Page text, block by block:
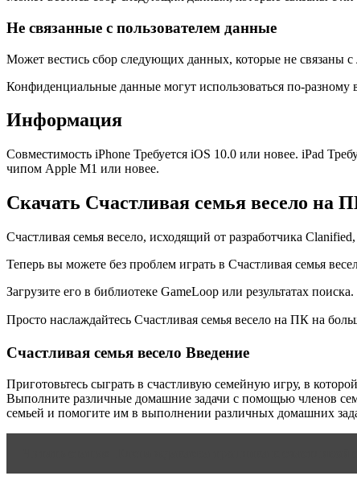
Не связанные с пользова­телем данные
Может вестись сбор следующих данных, которые не связаны с
Конфиденциальные данные могут использоваться по-
Информация
Совместимость iPhone Требуется iOS 10.0 или новее. iPad
чипом Apple M1 или новее.
Скачать Счастливая семья весело на
Счастливая семья весело, исходящий от разработчика
Теперь вы можете без проблем играть в Счастливая семья
Загрузите его в библиотеке GameLoop или результатах
Просто наслаждайтесь Счастливая семья весело на ПК на
Счастливая семья весело Введение
Приготовьтесь сыграть в счастливую семейную игру, в
Выполните различные домашние задачи с помощью членов
семьей и помогите им в выполнении различных домашних